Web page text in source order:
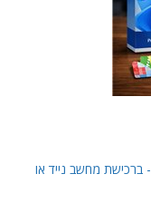
התקנת מערכת הפעלה Windows 11 Pro - ברכישת מחשב נייד או